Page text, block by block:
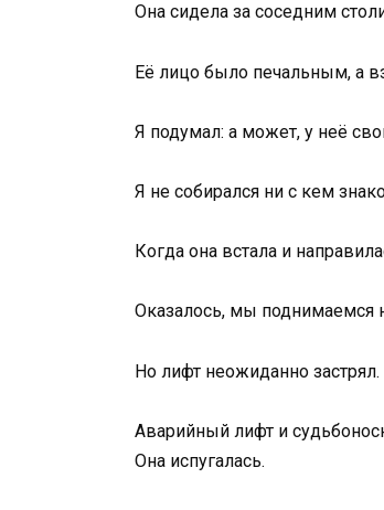
Она сидела за соседним
Её лицо было печальным, а
Я подумал: а может, у неё
Я не собирался ни с кем
Когда она встала и
Оказалось, мы поднимаемся
Но лифт неожиданно застрял.
Аварийный лифт и
Она испугалась.